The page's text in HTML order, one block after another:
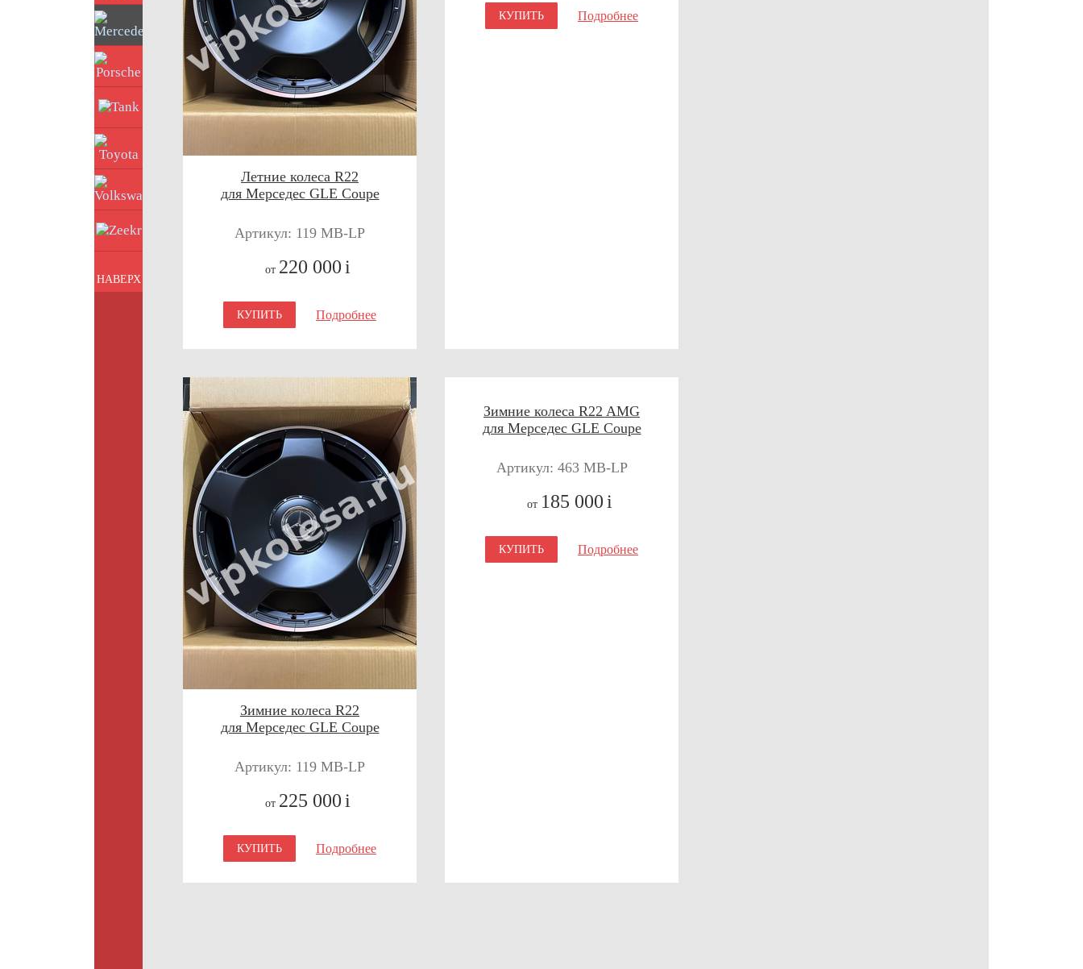
Летние колеса R22
для Мерседес GLE Coupe
Артикул: 119 MB-LP
от 220 000 i
КУПИТЬ Подробнее
КУПИТЬ Подробнее
Зимние колеса R22
для Мерседес GLE Coupe
Артикул: 119 MB-LP
от 225 000 i
КУПИТЬ Подробнее
Зимние колеса R22 AMG
для Мерседес GLE Coupe
Артикул: 463 MB-LP
от 185 000 i
КУПИТЬ Подробнее
Mercedes
Porsche
Volkswagen
НАВЕРХ